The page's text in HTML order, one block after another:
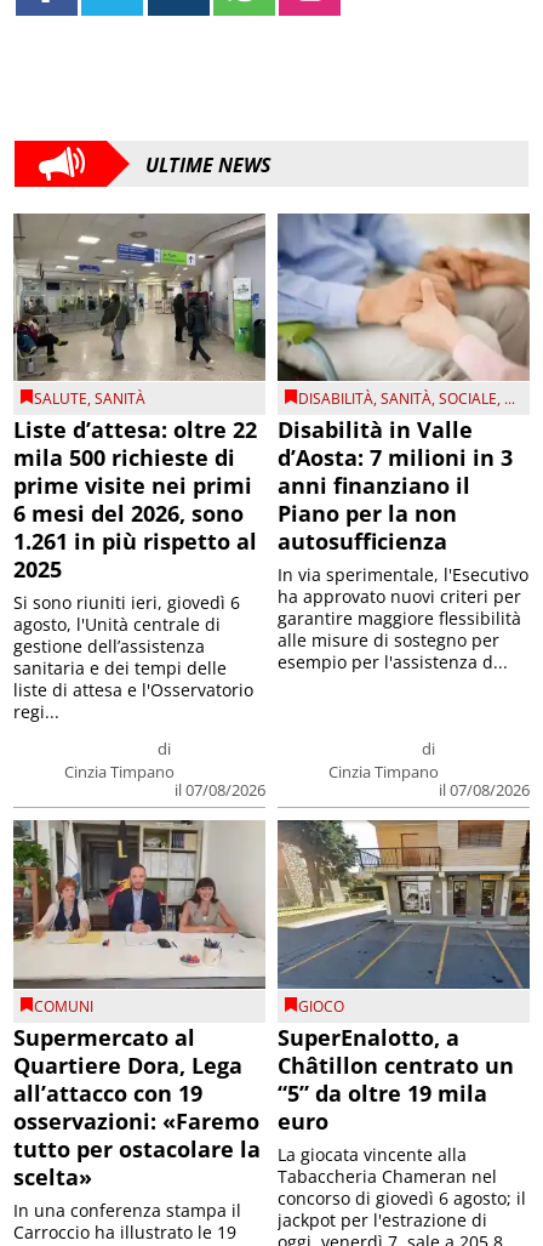
ULTIME NEWS
SALUTE,SANITÀ
Liste d’attesa: oltre 22
mila 500 richieste di
prime visite nei primi
6 mesi del 2026, sono
1.261 in più rispetto al
2025
di
Cinzia Timpano
il 07/08/2026
Si sono riuniti ieri, giovedì 6
agosto, l'Unità centrale di
gestione dell’assistenza
sanitaria e dei tempi delle
liste di attesa e l'Osservatorio
regi...
DISABILITÀ,SANITÀ,SOCIALE, ...
Disabilità in Valle
d’Aosta: 7 milioni in 3
anni finanziano il
Piano per la non
autosufficienza
di
Cinzia Timpano
il 07/08/2026
In via sperimentale, l'Esecutivo
ha approvato nuovi criteri per
garantire maggiore flessibilità
alle misure di sostegno per
esempio per l'assistenza d...
COMUNI
Supermercato al
Quartiere Dora, Lega
all’attacco con 19
osservazioni: «Faremo
tutto per ostacolare la
scelta»
In una conferenza stampa il
Carroccio ha illustrato le 19
GIOCO
SuperEnalotto, a
Châtillon centrato un
“5” da oltre 19 mila
euro
La giocata vincente alla
Tabaccheria Chameran nel
concorso di giovedì 6 agosto; il
jackpot per l'estrazione di